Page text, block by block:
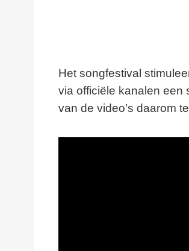
Het songfestival
via officiële kanalen een
van de video’s daarom